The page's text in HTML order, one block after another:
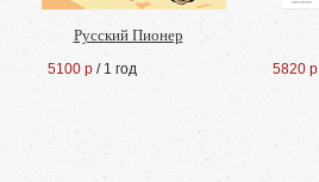
Русский Пионер
5100 р / 1 год 5820 р